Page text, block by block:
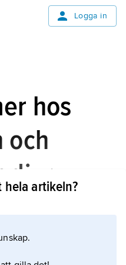
Logga in
hos
och
innehåller
cirkadianska
hela artikeln?